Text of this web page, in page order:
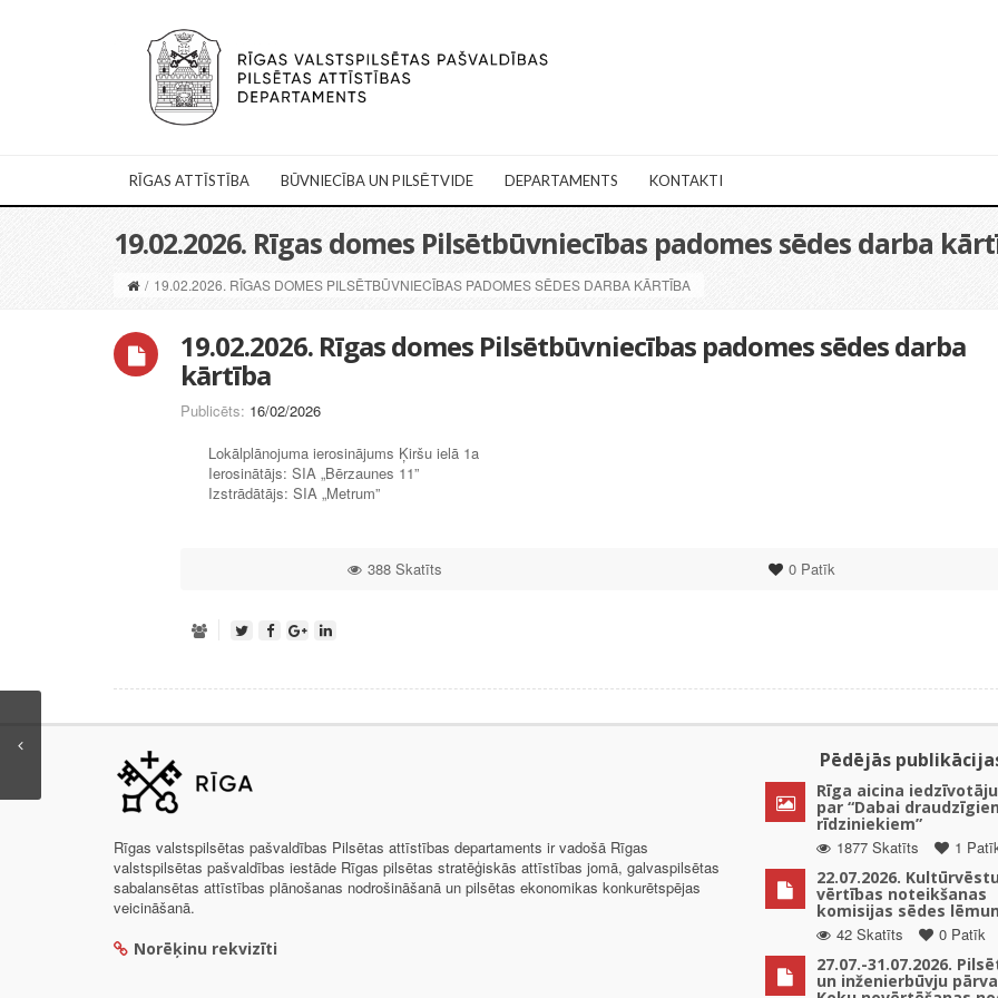
RĪGAS ATTĪSTĪBA BŪVNIECĪBA UN PILSĒTVIDE DEPARTAMENTS KONTAKTI
19.02.2026. Rīgas domes Pilsētbūvniecības padomes sēdes darba
/ 19.02.2026. RĪGAS DOMES PILSĒTBŪVNIECĪBAS PADOMES SĒDES DARBA KĀRTĪBA
19.02.2026. Rīgas domes Pilsētbūvniecības padomes sēdes darba
kārtība
Publicēts: 16/02/2026
Lokālplānojuma ierosinājums Ķiršu ielā 1a
Ierosinātājs: SIA „Bērzaunes 11”
Izstrādātājs: SIA „Metrum”
0Patīk
388 Skatīts
Rīgas valstspilsētas pašvaldības Pilsētas attīstības departaments ir vadošā Rīgas
valstspilsētas pašvaldības iestāde Rīgas pilsētas stratēģiskās attīstības jomā, galvaspilsētas
sabalansētas attīstības plānošanas nodrošināšanā un pilsētas ekonomikas konkurētspējas
veicināšanā.
Norēķinu rekvizīti
Pēdējās
Rīga aicina
par “Dabai
rīdziniekiem”
1877 Skatīts
1
22.07.2026.
vērtības noteikšanas
komisijas sēdes
42 Skatīts
0 Patīk
27.07.-31.07.2026.
un inženierbūvju